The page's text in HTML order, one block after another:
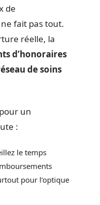
de
fait pas tout.
réelle, la
d’honoraires
de soins
un
:
le temps
pour l’optique